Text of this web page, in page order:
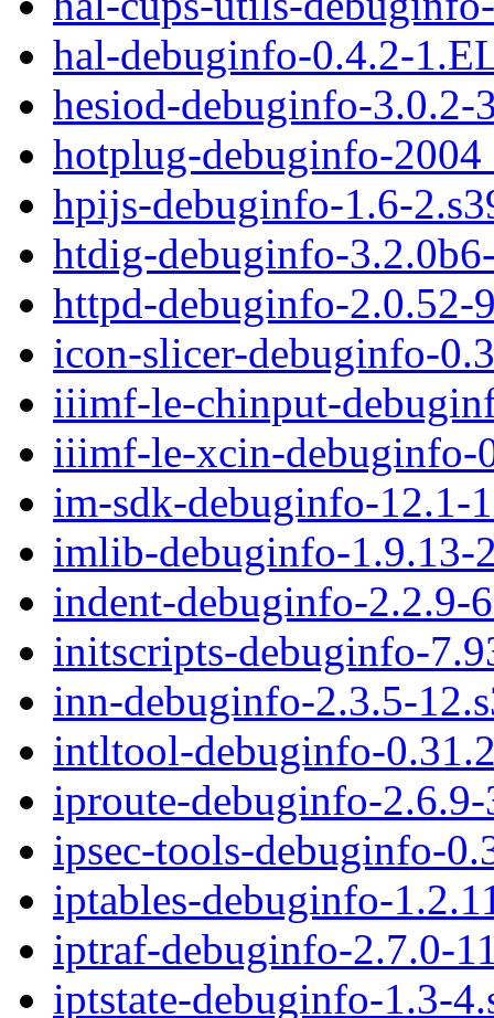
hal-debuginfo-0.4.2-
hesiod-debuginfo-3.0.2-
hotplug-debuginfo-
hpijs-debuginfo-1.6-
htdig-debuginfo-
httpd-debuginfo-2.0.52-
icon-slicer-debuginfo-
iiimf-le-chinput-
iiimf-le-xcin-debuginfo-
im-sdk-debuginfo-12.1-
imlib-debuginfo-1.9.13-
indent-debuginfo-2.2.9-
initscripts-debuginfo-
inn-debuginfo-2.3.5-
intltool-debuginfo-
iproute-debuginfo-
ipsec-tools-debuginfo-
iptables-debuginfo-
iptraf-debuginfo-2.7.0-
iptstate-debuginfo-1.3-